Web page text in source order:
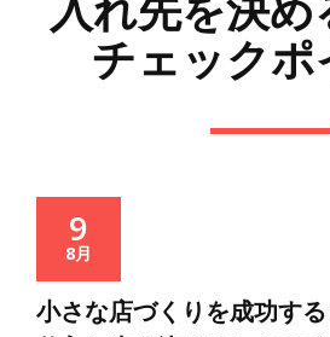
チェックポ
9
8月
小さな店づくりを成功する